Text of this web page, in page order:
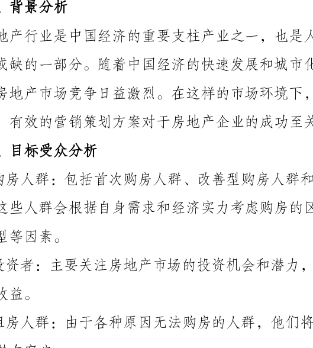
争对手的产品、价格、品牌形象等信息，并为我们的产品设计出
推进，房地产市场竞争日益激烈。在这样的市场环境下，制定一
套科学、有效的营销策划方案对于房地产企业的成功至关重要。
二、目标受众分析
人群。这些人群会根据自身需求和经济实力考虑购房的区域、价
2.投资者：主要关注房地产市场的投资机会和潜力，以获取资